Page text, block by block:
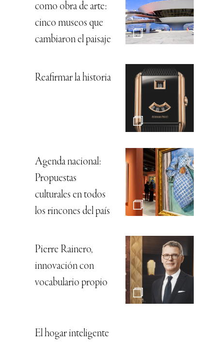
como obra de arte:
cinco museos que
cambiaron el paisaje
Reafirmar la historia
Agenda nacional:
Propuestas
culturales en todos
los rincones del país
Pierre Rainero,
innovación con
vocabulario propio
El hogar inteligente